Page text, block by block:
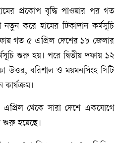
প্রকোপ বৃদ্ধি পাওয়ার পর গত
করে হামের টিকাদান কর্মসূচি
গত ৫ এপ্রিল দেশের ১৮ জেলার
শুরু হয়। পরে দ্বিতীয় দফায় ১২
উত্তর, বরিশাল ও ময়মনসিংহ সিটি
থেকে সারা দেশে একযোগে
শুরু হয়েছে।